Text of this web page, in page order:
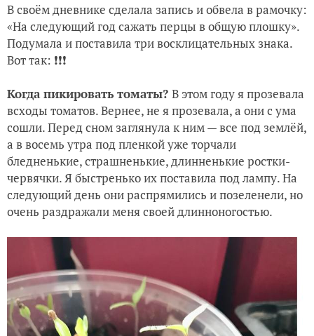
В своём дневнике сделала запись и обвела в рамочку:
«На следующий год сажать перцы в общую плошку».
Подумала и поставила три восклицательных знака.
Вот так: ❗️❗️❗️
Когда пикировать томаты? В этом году я прозевала
всходы томатов. Вернее, не я прозевала, а они с ума
сошли. Перед сном заглянула к ним — все под землёй,
а в восемь утра под пленкой уже торчали
бледненькие, страшненькие, длинненькие ростки-
червячки. Я быстренько их поставила под лампу. На
следующий день они распрямились и позеленели, но
очень раздражали меня своей длинноногостью.